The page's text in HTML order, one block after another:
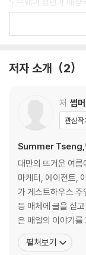
복순 할머니
문화 충격
절약왕 서바이벌
미니멀리스트 손님
인테리어 예술 특집
펫 프렌들리
과몰입
3장 게스트하우스에서
기절한 손님
무지개 배지를 단 일
무당 엄마(1)
저자 소개 2
저 썸머
관심작
Summer
대만의 뜨거운 여름
마케터, 에이전트,
가 게스트하우스 주
등 매체에 글을 싣
은 매일의 이야기
하우스를 운영하며
기이한 이야기들을
펼쳐보기